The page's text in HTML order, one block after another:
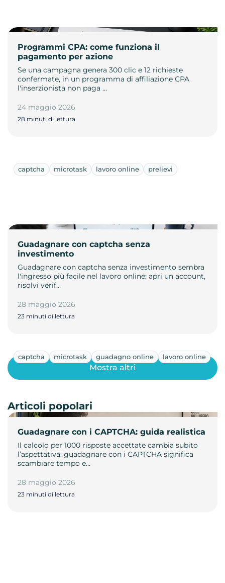
Programmi CPA: come funziona il
pagamento per azione
Se una campagna genera 300 clic e 12 richieste
confermate, in un programma di affiliazione CPA
l'inserzionista non paga …
24 maggio 2026
28 minuti di lettura
captcha microtask lavoro online prelievi
Guadagnare con captcha senza
investimento
Guadagnare con captcha senza investimento sembra
l'ingresso più facile nel lavoro online: apri un account,
risolvi verif…
28 maggio 2026
23 minuti di lettura
captcha microtask guadagno online lavoro online
Guadagnare con i CAPTCHA: guida realistica
Il calcolo per 1000 risposte accettate cambia subito
l’aspettativa: guadagnare con i CAPTCHA significa
scambiare tempo e…
28 maggio 2026
23 minuti di lettura
Mostra altri
Articoli popolari